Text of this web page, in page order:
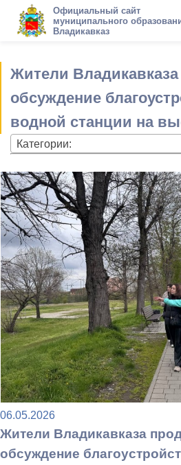
Официальный сайт
муниципального
Владикавказ
Жители
обсуждение
водной станции на
Категории:
06.05.2026
Жители Владикавказа
обсуждение